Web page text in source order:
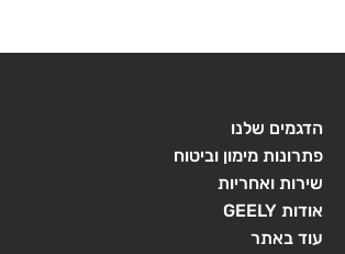
הדגמים שלנו
פתרונות מימון וביטוח
שירות ואחריות
אודות GEELY
עוד באתר